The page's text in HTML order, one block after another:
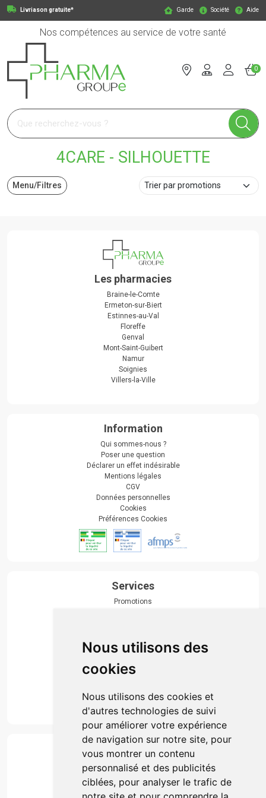
Nous utilisons des
cookies
Nous utilisons des cookies et
d'autres technologies de suivi
pour améliorer votre expérience
de navigation sur notre site, pour
vous montrer un contenu
personnalisé et des publicités
ciblées, pour analyser le trafic de
Livriason gratuite* Garde Société Aide
Nos compétences au service de votre santé
Pharmagroupe Votre pharmacie en ligne à votre service
0
4CARE - SILHOUETTE
Menu/Filtres
Les pharmacies
Braine-le-Comte
Ermeton-sur-Biert
Estinnes-au-Val
Floreffe
Genval
Mont-Saint-Guibert
Namur
Soignies
Villers-la-Ville
Information
Qui sommes-nous ?
Poser une question
Déclarer un effet indésirable
Mentions légales
CGV
Données personnelles
Cookies
Préférences Cookies
Services
Promotions
Actualités & conseils
Événements
Marques
Suivez-nous
Paiement
Simple, rapide et 100% sécurisé